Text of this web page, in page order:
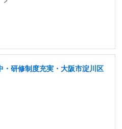
研修制度充実・大阪市淀川区